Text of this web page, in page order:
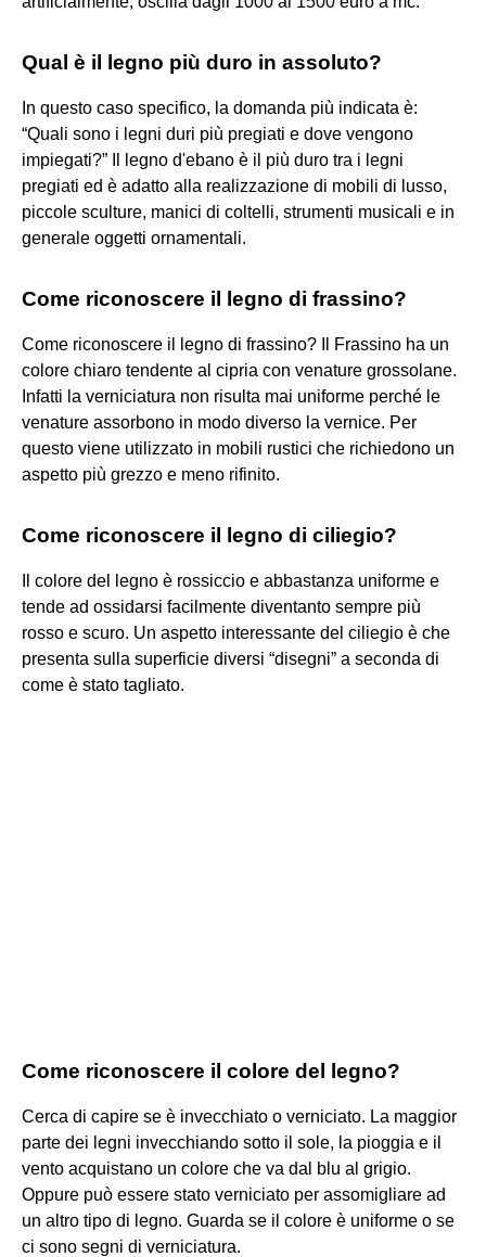
Qual è il legno più duro in assoluto?
In questo caso specifico, la domanda più indicata è:
“Quali sono i legni duri più pregiati e dove vengono
impiegati?” Il legno d'ebano è il più duro tra i legni
pregiati ed è adatto alla realizzazione di mobili di lusso,
piccole sculture, manici di coltelli, strumenti musicali e in
generale oggetti ornamentali.
Come riconoscere il legno di frassino?
Come riconoscere il legno di frassino? Il Frassino ha un
colore chiaro tendente al cipria con venature grossolane.
Infatti la verniciatura non risulta mai uniforme perché le
venature assorbono in modo diverso la vernice. Per
questo viene utilizzato in mobili rustici che richiedono un
aspetto più grezzo e meno rifinito.
Come riconoscere il legno di ciliegio?
Il colore del legno è rossiccio e abbastanza uniforme e
tende ad ossidarsi facilmente diventanto sempre più
rosso e scuro. Un aspetto interessante del ciliegio è che
presenta sulla superficie diversi “disegni” a seconda di
come è stato tagliato.
Come riconoscere il colore del legno?
Cerca di capire se è invecchiato o verniciato. La maggior
parte dei legni invecchiando sotto il sole, la pioggia e il
vento acquistano un colore che va dal blu al grigio.
Oppure può essere stato verniciato per assomigliare ad
un altro tipo di legno. Guarda se il colore è uniforme o se
ci sono segni di verniciatura.